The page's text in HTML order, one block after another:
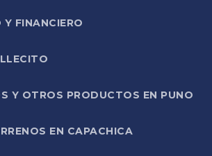
FINANCIERO
Y OTROS PRODUCTOS EN PUNO
EN CAPACHICA